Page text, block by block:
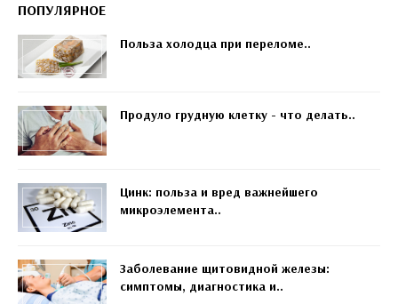
ПОПУЛЯРНОЕ
Польза холодца при переломе..
Продуло грудную клетку - что делать..
Цинк: польза и вред важнейшего
микроэлемента..
Заболевание щитовидной железы:
симптомы, диагностика и..